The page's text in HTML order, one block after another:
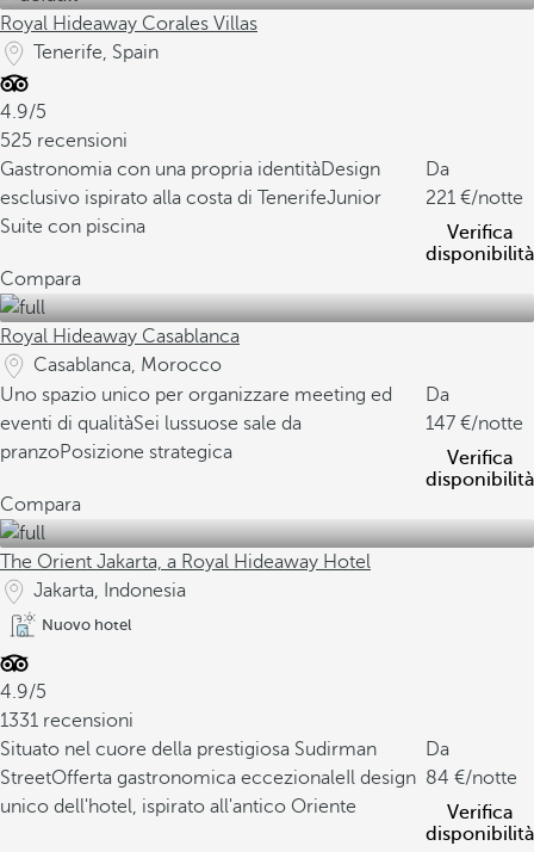
Royal Hideaway Corales Villas
Tenerife, Spain
4.9/5
525 recensioni
Gastronomia con una propria identitàDesign
esclusivo ispirato alla costa di TenerifeJunior
Suite con piscina
Da
221
/notte
Verifica
disponibilità
Compara
Royal Hideaway Casablanca
Casablanca, Morocco
Uno spazio unico per organizzare meeting ed
eventi di qualitàSei lussuose sale da
pranzoPosizione strategica
Da
147
/notte
Verifica
disponibilità
Compara
The Orient Jakarta, a Royal Hideaway Hotel
Jakarta, Indonesia
Nuovo hotel
4.9/5
1331 recensioni
Situato nel cuore della prestigiosa Sudirman
StreetOfferta gastronomica eccezionale Il design
unico dell'hotel, ispirato all'antico Oriente
Da
84
/notte
Verifica
disponibilità